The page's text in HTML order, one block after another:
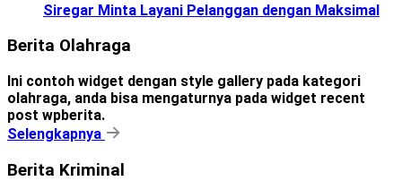
Siregar Minta Layani Pelanggan dengan Maksimal
Berita Olahraga
Ini contoh widget dengan style gallery pada kategori
olahraga, anda bisa mengaturnya pada widget recent
post wpberita.
Selengkapnya
Berita Kriminal